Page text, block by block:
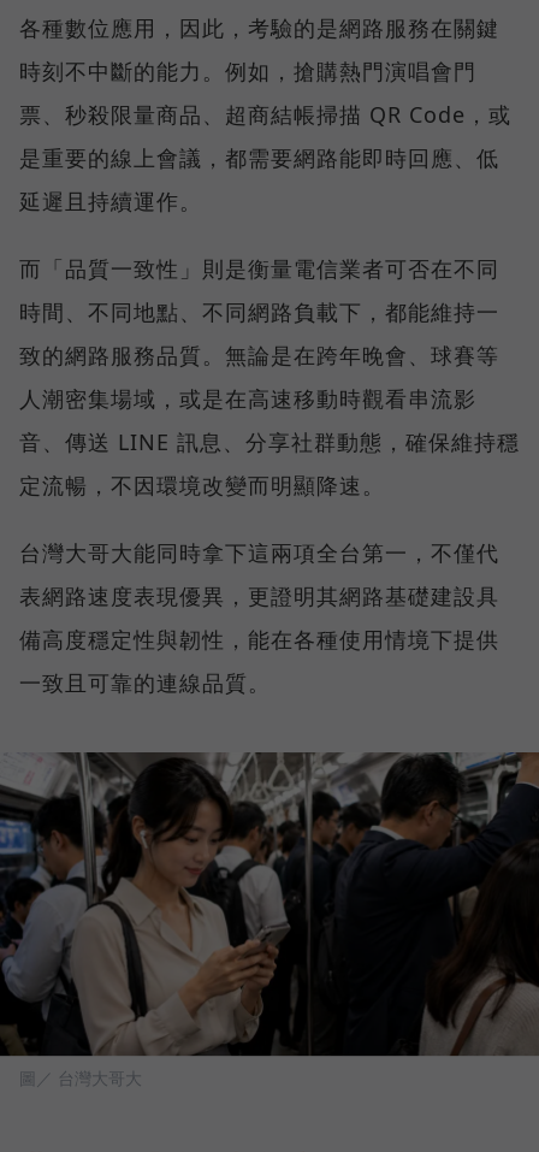
各種數位應用，因此，考驗的是網路服務在關鍵
時刻不中斷的能力。例如，搶購熱門演唱會門
票、秒殺限量商品、超商結帳掃描 QR Code，或
是重要的線上會議，都需要網路能即時回應、低
延遲且持續運作。
而「品質一致性」則是衡量電信業者可否在不同
時間、不同地點、不同網路負載下，都能維持一
致的網路服務品質。無論是在跨年晚會、球賽等
人潮密集場域，或是在高速移動時觀看串流影
音、傳送 LINE 訊息、分享社群動態，確保維持穩
定流暢，不因環境改變而明顯降速。
台灣大哥大能同時拿下這兩項全台第一，不僅代
表網路速度表現優異，更證明其網路基礎建設具
備高度穩定性與韌性，能在各種使用情境下提供
一致且可靠的連線品質。
圖／ 台灣大哥大